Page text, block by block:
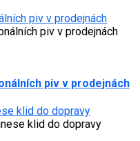
piv v prodejnách
piv v prodejnách
klid do dopravy